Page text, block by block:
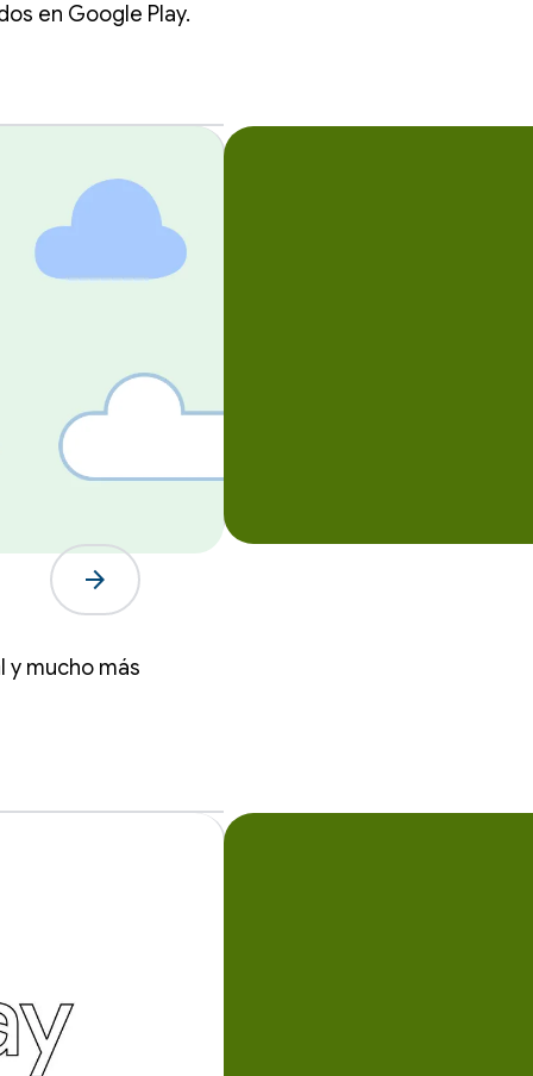
en Google Play.
arrow_forward
y mucho más